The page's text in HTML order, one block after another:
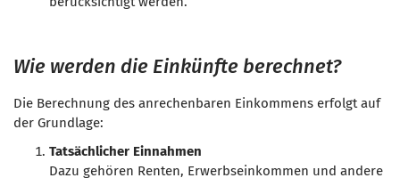
Wie werden die Einkünfte berechnet?
Die Berechnung des anrechenbaren Einkommens erfolgt auf
der Grundlage:
Tatsächlicher Einnahmen
Dazu gehören Renten, Erwerbseinkommen und andere